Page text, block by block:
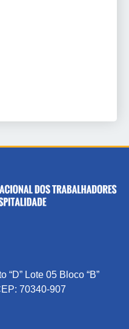
“D” Lote 05 Bloco “B”
70340-907